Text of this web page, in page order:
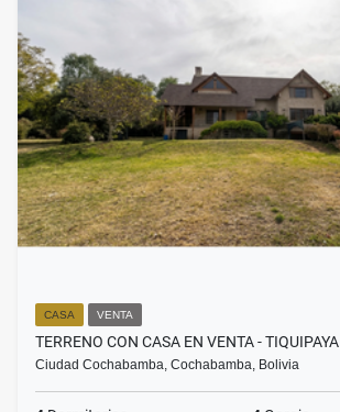
CASA VENTA
TERRENO CON CASA EN VENTA - TIQUIPAYA
Ciudad Cochabamba, Cochabamba, Bolivia